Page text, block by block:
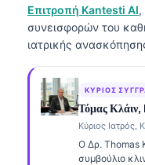
Επιτροπή Kantesti AI,
συνεισφορών του
ιατρικής
ΚΎΡΙΟΣ
Τόμας Κλάιν,
Κύριος Ιατρός,
Ο Δρ. Thomas
συμβούλιο